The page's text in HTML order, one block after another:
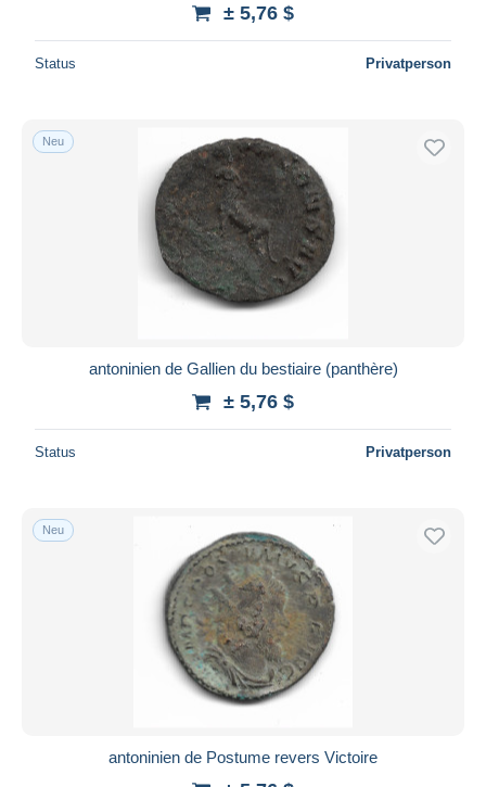
± 5,76 $
Status Privatperson
Neu
antoninien de Gallien du bestiaire (panthère)
± 5,76 $
Status Privatperson
Neu
antoninien de Postume revers Victoire